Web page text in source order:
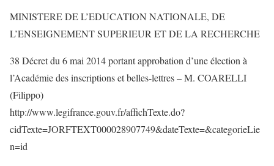
MINISTERE DE L’EDUCATION NATIONALE, DE
L’ENSEIGNEMENT SUPERIEUR ET DE LA RECHERCHE
38 Décret du 6 mai 2014 portant approbation d’une élection à
l’Académie des inscriptions et belles-lettres – M. COARELLI
(Filippo)
http://www.legifrance.gouv.fr/affichTexte.do?
cidTexte=JORFTEXT000028907749&dateTexte=&categorieLie
n=id